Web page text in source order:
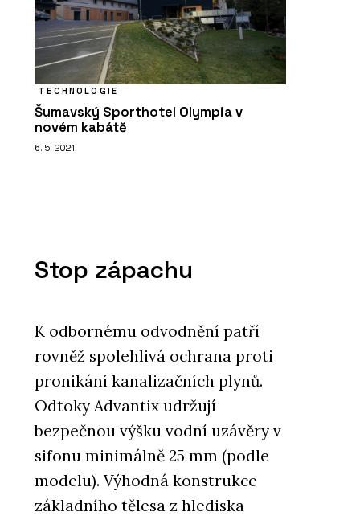
TECHNOLOGIE
Šumavský Sporthotel Olympia v
novém kabátě
6. 5. 2021
Stop zápachu
K odbornému odvodnění patří
rovněž spolehlivá ochrana proti
pronikání kanalizačních plynů.
Odtoky Advantix udržují
bezpečnou výšku vodní uzávěry v
sifonu minimálně 25 mm (podle
modelu). Výhodná konstrukce
základního tělesa z hlediska